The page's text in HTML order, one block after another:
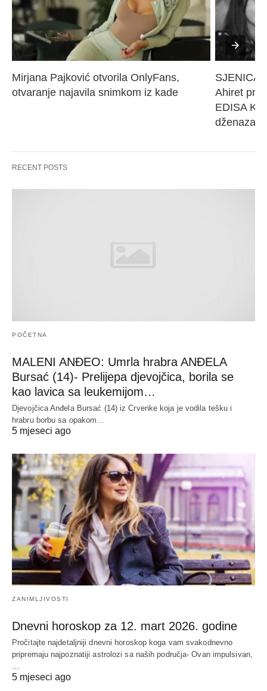
Mirjana Pajković otvorila OnlyFans,
otvaranje najavila snimkom iz kade
SJENICA
Ahiret
EDISA
dženaza
RECENT POSTS
POČETNA
MALENI ANĐEO: Umrla hrabra ANĐELA
Bursać (14)- Prelijepa djevojčica, borila se
kao lavica sa leukemijom…
Djevojčica Anđela Bursać (14) iz Crvenke koja je vodila tešku i
hrabru borbu sa opakom…
5 mjeseci ago
ZANIMLJIVOSTI
Dnevni horoskop za 12. mart 2026. godine
Pročitajte najdetaljniji dnevni horoskop koga vam svakodnevno
pripremaju najpoznatiji astrolozi sa naših područja- Ovan impulsivan,
…
5 mjeseci ago